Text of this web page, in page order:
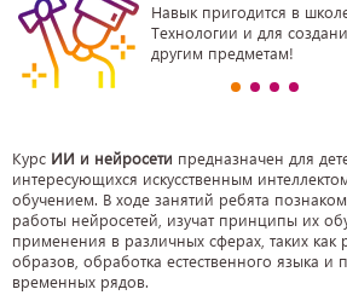
Навык пригодится в
Технологии и для
другим предметам!
Курс ИИ и нейросети предназначен для
интересующихся искусственным
обучением. В ходе занятий ребята
работы нейросетей, изучат принципы их
применения в различных сферах, таких как
образов, обработка естественного языка и
временных рядов.